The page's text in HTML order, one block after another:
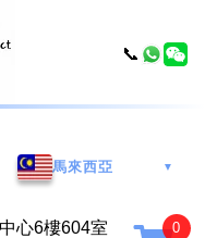
馬來西亞 ▼
心6樓604室
📞